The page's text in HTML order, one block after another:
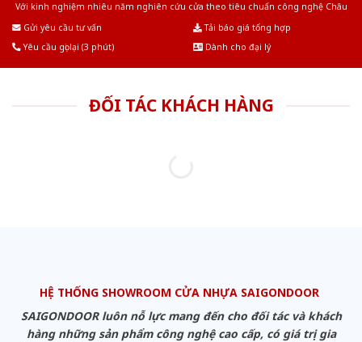
Với kinh nghiệm nhiêu năm nghiên cứu cửa theo tiêu chuẩn công nghệ Châu
Gửi yêu cầu tư vấn
Tải báo giá tổng hợp
Yêu cầu gọi lại (3 phút)
Dành cho đại lý
ĐỐI TÁC KHÁCH HÀNG
HỆ THỐNG SHOWROOM CỬA NHỰA SAIGONDOOR
SAIGONDOOR luôn nỗ lực mang đến cho đối tác và khách
hàng những sản phẩm công nghệ cao cấp, có giá trị gia